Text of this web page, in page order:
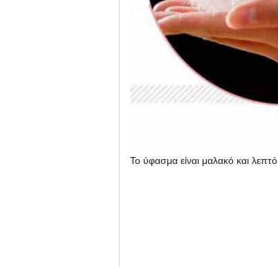
Το ύφασμα είναι μαλακό και λεπτό